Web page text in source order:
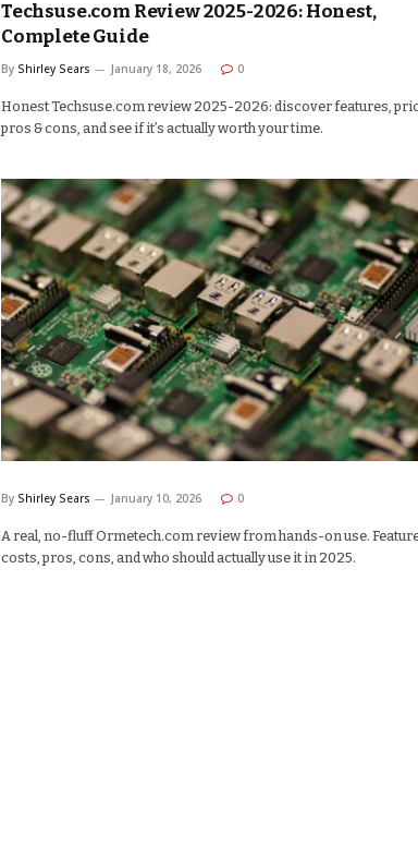
Techsuse.com Review 2025-2026: Honest,
Complete Guide
By Shirley Sears January 18, 2026 0
Honest Techsuse.com review 2025-2026: discover features,
pros & cons, and see if it’s actually worth your time.
By Shirley Sears January 10, 2026 0
A real, no-fluff Ormetech.com review from hands-on use.
costs, pros, cons, and who should actually use it in 2025.